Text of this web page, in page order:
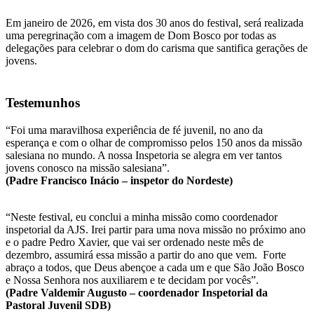
Em janeiro de 2026, em vista dos 30 anos do festival, será realizada
uma peregrinação com a imagem de Dom Bosco por todas as
delegações para celebrar o dom do carisma que santifica gerações de
jovens.
Testemunhos
“Foi uma maravilhosa experiência de fé juvenil, no ano da
esperança e com o olhar de compromisso pelos 150 anos da missão
salesiana no mundo. A nossa Inspetoria se alegra em ver tantos
jovens conosco na missão salesiana”.
(Padre Francisco Inácio – inspetor do Nordeste)
“Neste festival, eu conclui a minha missão como coordenador
inspetorial da AJS. Irei partir para uma nova missão no próximo ano
e o padre Pedro Xavier, que vai ser ordenado neste mês de
dezembro, assumirá essa missão a partir do ano que vem. Forte
abraço a todos, que Deus abençoe a cada um e que São João Bosco
e Nossa Senhora nos auxiliarem e te decidam por vocês”.
(Padre Valdemir Augusto – coordenador Inspetorial da
Pastoral Juvenil SDB)